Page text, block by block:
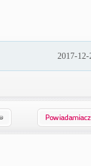
2017-12-